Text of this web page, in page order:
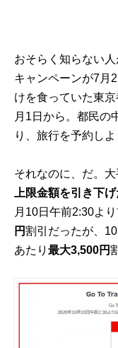
おそらく知らない
キャンペーンが7月
けを食っていた東
月1日から。都民の
り、旅行を予約し
それなのに、だ。
上限金額を引き下
月10日午前2:30よ
円割引だったが、
あたり最大3,500円